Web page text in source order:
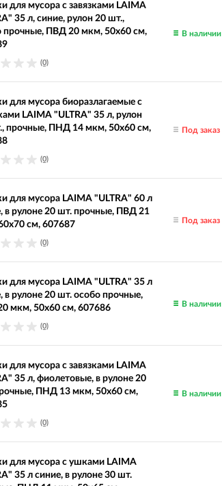
для мусора с завязками LAIMA
35 л, синие, рулон 20 шт.,
прочные, ПВД 20 мкм, 50х60 см,
(0)
В наличии
для мусора биоразлагаемые с
LAIMA "ULTRA" 35 л, рулон
прочные, ПНД 14 мкм, 50х60 см,
(0)
Под заказ
для мусора LAIMA "ULTRA" 60 л
в рулоне 20 шт. прочные, ПВД 21
см, 607687
(0)
Под заказ
для мусора LAIMA "ULTRA" 35 л
в рулоне 20 шт. особо прочные,
мкм, 50х60 см, 607686
(0)
В наличии
для мусора с завязками LAIMA
35 л, фиолетовые, в рулоне 20
ПНД 13 мкм, 50х60 см,
(0)
В наличии
для мусора с ушками LAIMA
35 л синие, в рулоне 30 шт.